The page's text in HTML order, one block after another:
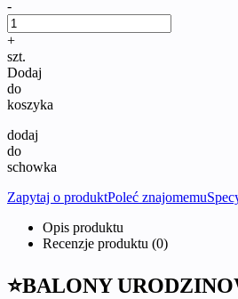
-
+
szt.
Dodaj
do
koszyka
dodaj
do
schowka
Zapytaj o produktPoleć znajomemu
Opis produktu
Recenzje produktu (0)
⭐BALONY